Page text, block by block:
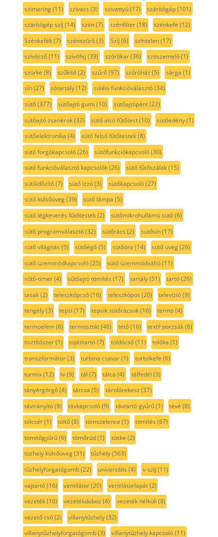
szimering(11) szivacs (3) szivattyú(17) szárítógép(101)
szárítógép szíj (14) szén(7) szénfilter(18) szénkefe (12)
Szénkefék(7) szénszűrő(3) Szíj (6) színtelen(17)
szívócső(11) szívófej (39) szórókar(36) szöszemelő(1)
szürke (8) szűkítő(2) szűrő(97) szűrőház (5) sárga (1)
sín(27) sótartály(12) sütési funkcióválasztó(34)
sütő(377) sütőajtó gumi (10) sütőajtópánt(22)
sütőajtó zsanérok(32) sütő alsó fűtőtest(10) sütőedény(1)
sütőelektronika (4) sütő felső fűtőtestek(8)
sütő forgókapcsoló(26) sütőfunkciókapcsoló(30)
sütő funkcióválasztó kapcsolók(26) sütő fűtőszálak(15)
sütőidőzítő(7) sütő izzó(3) sütőkapcsoló(27)
sütő külsőüveg(39) sütő lámpa (5)
sütő légkeverés fűtőtestek(2) sütőmikrohullámú sütő(6)
sütő programválasztó(32) sütőrács (2) sütősín(17)
sütő világítás (5) sütőégő(5) sütőóra (14) sütő üveg(26)
sütő üzemmódkapcsoló(25) sütő üzemmódváltó(11)
sűtő-timer(4) sűtőajtó tömítés (17) tartály(51) tartó(26)
tasak(2) teleszkópcső(16) teleszkópos (20) televízió(9)
tengely(3) tepsi (17) tepsik sütőrácsok(16) termo(4)
termoelem(6) termosztát(46) tető(16) textil porzsák(6)
tisztítószer(1) tojástartó(7) toldócső(11) tolóka (1)
transzformátor(3) turbina csavar(1) turbókefe (6)
turmix(12) tv(9) tál (7) tálca (4) tálfedél (3)
tányérgörgő(4) tárcsa (5) tárolórekesz (37)
távirányító(9) távkapcsoló(9) távtartó gyűrű(1) tévé (8)
tölcsér(1) töltő(8) tömszelence (1) tömítés (67)
tömítőgyűrű(6) tömőrúd(1) tüske (2)
tüzhely külsőüveg(31) tűzhely(563)
tűzhelyforgatógomb(22) univerzális (4) v-szíj (11)
vajtartó(16) ventilátor(20) ventilátorlapát(2)
vezeték(10) vezetékdoboz (4) vezeték nélküli (8)
vezető cső(2) villanytűzhely(32)
villanytűzhelyforgatógomb(3) villanytűzhely kapcsoló(11)